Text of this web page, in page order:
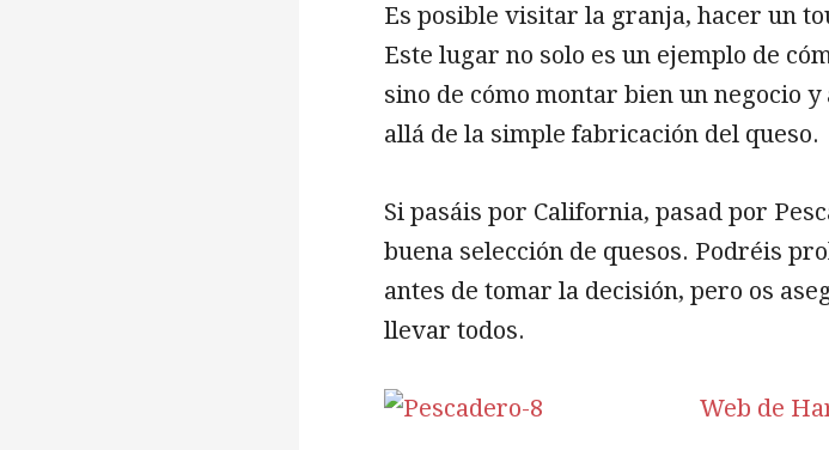
Es posible visitar la granja, hacer un
Este lugar no solo es un ejemplo de
sino de cómo montar bien un negocio
allá de la simple fabricación del queso.
Si pasáis por California, pasad por
buena selección de quesos. Podréis
antes de tomar la decisión, pero os
llevar todos.
Web de